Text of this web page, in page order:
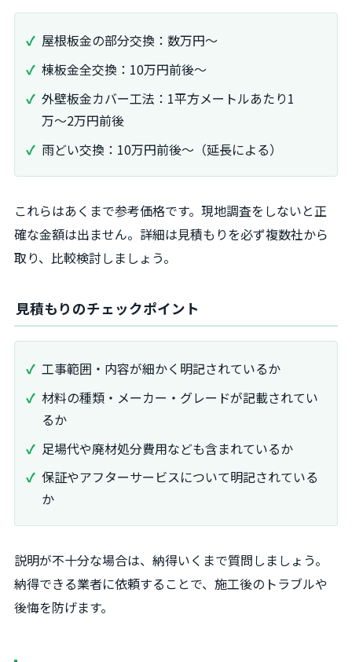
屋根板金の部分交換：数万円〜
棟板金全交換：10万円前後〜
外壁板金カバー工法：1平方メートルあたり1
万〜2万円前後
雨どい交換：10万円前後〜（延長による）
これらはあくまで参考価格です。現地調査をしないと正
確な金額は出ません。詳細は見積もりを必ず複数社から
取り、比較検討しましょう。
見積もりのチェックポイント
工事範囲・内容が細かく明記されているか
材料の種類・メーカー・グレードが記載されてい
るか
足場代や廃材処分費用なども含まれているか
保証やアフターサービスについて明記されている
か
説明が不十分な場合は、納得いくまで質問しましょう。
納得できる業者に依頼することで、施工後のトラブルや
後悔を防げます。